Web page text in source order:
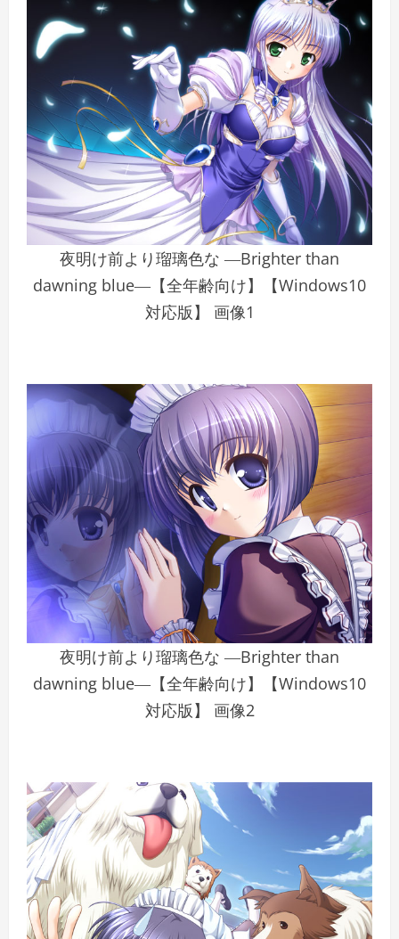
夜明け前より瑠璃色な ―Brighter than
dawning blue―【全年齢向け】【Windows10
対応版】 画像1
夜明け前より瑠璃色な ―Brighter than
dawning blue―【全年齢向け】【Windows10
対応版】 画像2